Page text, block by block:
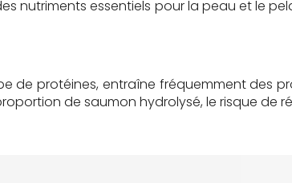
nutriments essentiels pour la peau et le
de protéines, entraîne fréquemment des
de saumon hydrolysé, le risque de